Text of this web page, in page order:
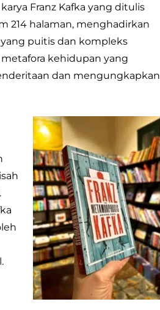
Franz Kafka yang ditulis
214 halaman, menghadirkan
yang puitis dan kompleks
kehidupan yang
dan mengungkapkan